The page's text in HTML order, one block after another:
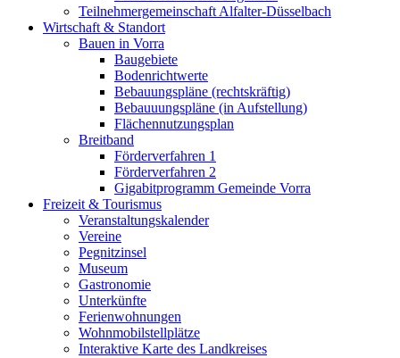
Teilnehmergemeinschaft Alfalter-Düsselbach
Wirtschaft & Standort
Bauen in Vorra
Baugebiete
Bodenrichtwerte
Bebauungspläne (rechtskräftig)
Bebauuungspläne (in Aufstellung)
Flächennutzungsplan
Breitband
Förderverfahren 1
Förderverfahren 2
Gigabitprogramm Gemeinde Vorra
Freizeit & Tourismus
Veranstaltungskalender
Vereine
Pegnitzinsel
Museum
Gastronomie
Unterkünfte
Ferienwohnungen
Wohnmobilstellplätze
Interaktive Karte des Landkreises